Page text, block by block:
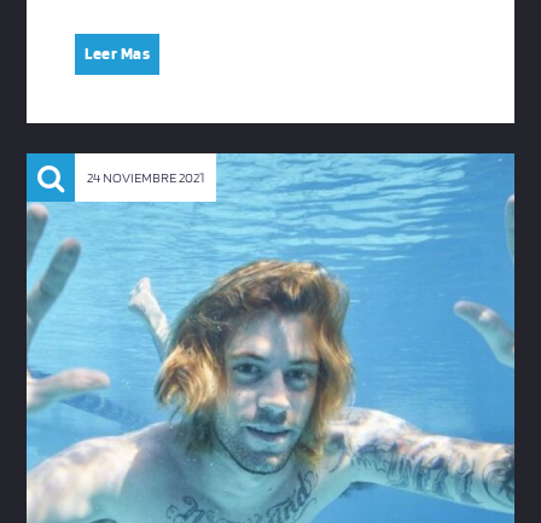
Leer Mas
24 NOVIEMBRE 2021